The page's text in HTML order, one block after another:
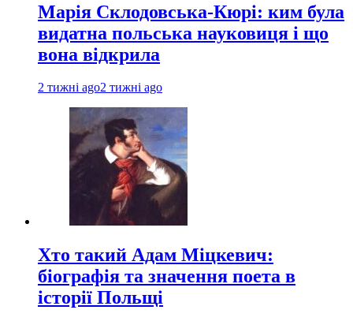
Марія Склодовська-Кюрі: ким була
видатна польська науковиця і що
вона відкрила
2 тижні ago2 тижні ago
Хто такий Адам Міцкевич:
біографія та значення поета в
історії Польщі